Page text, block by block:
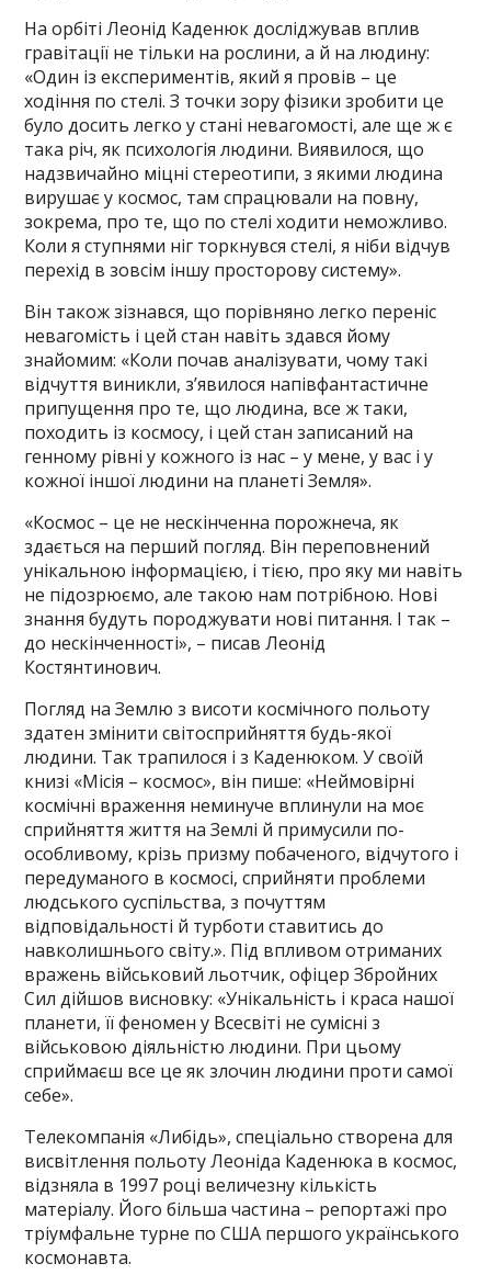
На орбіті Леонід Каденюк досліджував вплив
гравітації не тільки на рослини, а й на людину:
«Один із експериментів, який я провів – це
ходіння по стелі. З точки зору фізики зробити це
було досить легко у стані невагомості, але ще ж є
така річ, як психологія людини. Виявилося, що
надзвичайно міцні стереотипи, з якими людина
вирушає у космос, там спрацювали на повну,
зокрема, про те, що по стелі ходити неможливо.
Коли я ступнями ніг торкнувся стелі, я ніби відчув
перехід в зовсім іншу просторову систему».
Він також зізнався, що порівняно легко переніс
невагомість і цей стан навіть здався йому
знайомим: «Коли почав аналізувати, чому такі
відчуття виникли, з’явилося напівфантастичне
припущення про те, що людина, все ж таки,
походить із космосу, і цей стан записаний на
генному рівні у кожного із нас – у мене, у вас і у
кожної іншої людини на планеті Земля».
«Космос – це не нескінченна порожнеча, як
здається на перший погляд. Він переповнений
унікальною інформацією, і тією, про яку ми навіть
не підозрюємо, але такою нам потрібною. Нові
знання будуть породжувати нові питання. І так –
до нескінченності», – писав Леонід
Костянтинович.
Погляд на Землю з висоти космічного польоту
здатен змінити світосприйняття будь-якої
людини. Так трапилося і з Каденюком. У своїй
книзі «Місія – космос», він пише: «Неймовірні
космічні враження неминуче вплинули на моє
сприйняття життя на Землі й примусили по-
особливому, крізь призму побаченого, відчутого і
передуманого в космосі, сприйняти проблеми
людського суспільства, з почуттям
відповідальності й турботи ставитись до
навколишнього світу.». Під впливом отриманих
вражень військовий льотчик, офіцер Збройних
Сил дійшов висновку: «Унікальність і краса нашої
планети, її феномен у Всесвіті не сумісні з
військовою діяльністю людини. При цьому
сприймаєш все це як злочин людини проти самої
себе».
Телекомпанія «Либідь», спеціально створена для
висвітлення польоту Леоніда Каденюка в космос,
відзняла в 1997 році величезну кількість
матеріалу. Його більша частина – репортажі про
тріумфальне турне по США першого українського
космонавта.